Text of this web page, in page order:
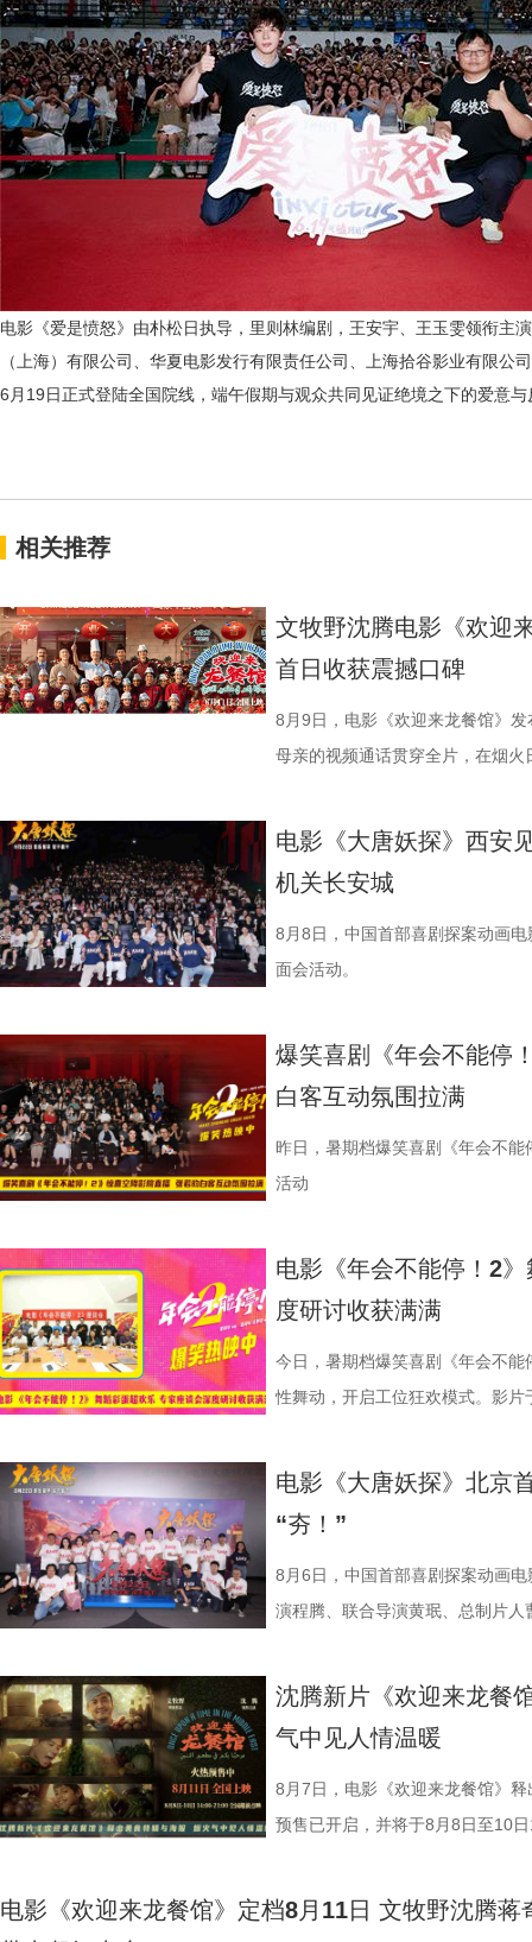
电影《爱是愤怒》由朴松日执导，里则林编剧，王安宇、王玉雯领衔主
（上海）有限公司、华夏电影发行有限责任公司、上海拾谷影业有限公
6月19日正式登陆全国院线，端午假期与观众共同见证绝境之下的爱意与
相关推荐
文牧野沈腾电影《欢迎
首日收获震撼口碑
8月9日，电影《欢迎来龙餐馆》
母亲的视频通话贯穿全片，在烟
现人物关系与时代背景的复杂情
首站，现场气氛热烈，主创围绕
展开交流，引发强烈共鸣。 微信
影片口碑持续发酵，被称为“近年
宁浩监制，文牧野、郎群力、钟
1沈腾 蒋奇明.jpg 2蒋奇明 奥马尔
悄然逼近 影片同步发布终极预告
事主线，通过分屏与往返切换串
在轻松、幽默的语气里，向徐母
的深入，徐母问到归期时，徐福短
内心与现实选择为后续埋下伏笔
馆陡然转向动荡处境。原本安稳的
与女儿“好好吃饭”，以克制而含
与叙事走向的期待。 3沈腾 蒋奇
以龙餐馆开业为核心，红灯高挂
闹瞬间。徐福、马俊生（蒋奇明
材，笑意天真烂漫。但表面喜庆
为情感纽带，为画面增添耐人寻
腾 奥马尔·谢里夫.jpg 路演首站在
首站电影《欢迎来龙餐馆》“美味
出、即兴抻面互动点燃气氛，蒋
电影《大唐妖探》西安
机关长安城
8月8日，中国首部喜剧探案动画
面会活动。
爆笑喜剧《年会不能停
白客互动氛围拉满
昨日，暑期档爆笑喜剧《年会不
活动
电影《年会不能停！2
度研讨收获满满
今日，暑期档爆笑喜剧《年会不能
性舞动，开启工位狂欢模式。影
流，研讨成果丰硕。影片讲述了“
董润年执导，应萝佳担任总制片
达菲惊喜出演，孙艺洲特别主演
阳奋强友情出演，童漠男、酷酷
尾彩蛋全员舞力全开 魔性洗
场面，为观众献上一场专属打工
闪烁，沉闷的办公室一秒切换热
动全体员工律动起舞，将所有工
solo气场拉满，霸气夺人；李晨、
电影《大唐妖探》北京
“夯！”
8月6日，中国首部喜剧探案动画
演程腾、联合导演黄珉、总制片
建、蔡海婷、范哲琛等主创悉数
演 雷淞然）与初入长安的狼妖实
开启了一段笑闹互怼的刺激探案
欢乐热血的冒险故事，以及“喜剧
前点映火热进行中，预售现已
沈腾新片《欢迎来龙餐
气中见人情温暖
8月7日，电影《欢迎来龙餐馆》
预售已开启，并将于8月8日至10
远赴中东谋生，在当地与餐馆经
电影《欢迎来龙餐馆》